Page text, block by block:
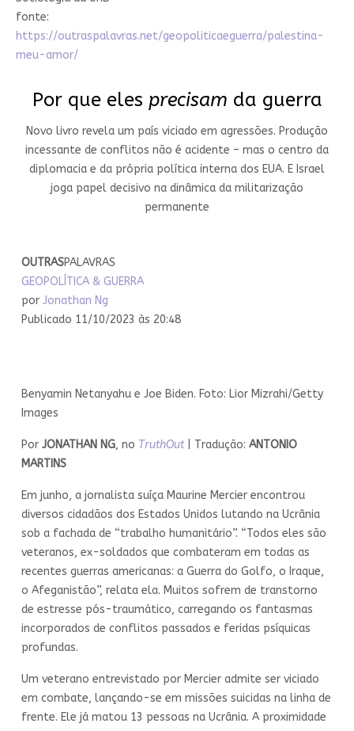
fonte:
https://outraspalavras.net/geopoliticaeguerra/palestina-
meu-amor/
Por que eles precisam da guerra
Novo livro revela um país viciado em agressões. Produção
incessante de conflitos não é acidente – mas o centro da
diplomacia e da própria política interna dos EUA. E Israel
joga papel decisivo na dinâmica da militarização
permanente
OUTRASPALAVRAS
GEOPOLÍTICA & GUERRA
por Jonathan Ng
Publicado 11/10/2023 às 20:48
Benyamin Netanyahu e Joe Biden. Foto: Lior Mizrahi/Getty
Images
Por JONATHAN NG, no TruthOut | Tradução: ANTONIO
MARTINS
Em junho, a jornalista suíça Maurine Mercier encontrou
diversos cidadãos dos Estados Unidos lutando na Ucrânia
sob a fachada de “trabalho humanitário”. “Todos eles são
veteranos, ex-soldados que combateram em todas as
recentes guerras americanas: a Guerra do Golfo, o Iraque,
o Afeganistão”, relata ela. Muitos sofrem de transtorno
de estresse pós-traumático, carregando os fantasmas
incorporados de conflitos passados e feridas psíquicas
profundas.
Um veterano entrevistado por Mercier admite ser viciado
em combate, lançando-se em missões suicidas na linha de
frente. Ele já matou 13 pessoas na Ucrânia. A proximidade